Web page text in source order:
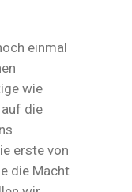
einmal
wie
die
erste von
die Macht